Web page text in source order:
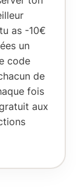
as -10€
un
code
de
fois
aux